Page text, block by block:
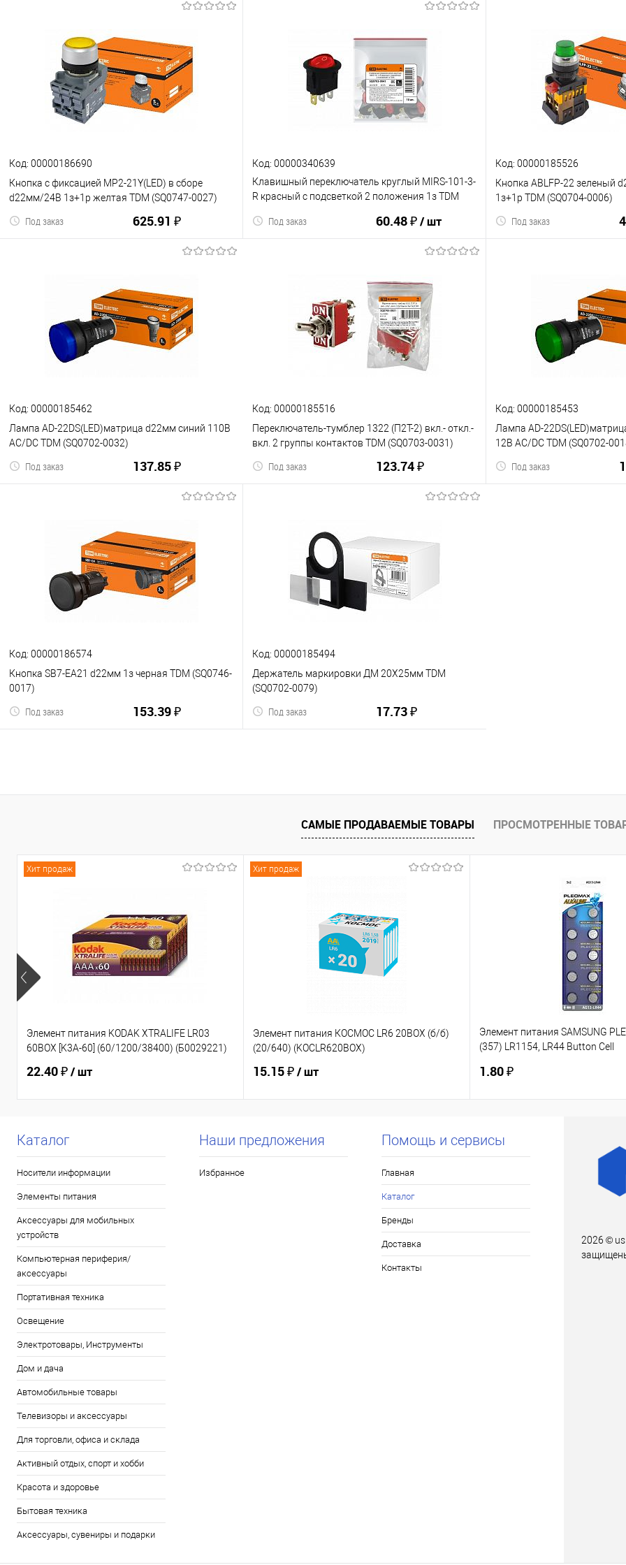
Код: 00000186690
Кнопка с фиксацией MP2-21Y(LED) в сборе
d22мм/24В 1з+1р желтая TDM (SQ0747-0027)
625.91 ₽
Под заказ
В корзину
К сравнению В избранное
Код: 00000340639
Клавишный переключатель круглый MIRS-101-3-
R красный с подсветкой 2 положения 1з TDM
60.48 ₽/ шт
Под заказ
В корзину
К сравнению В избранное
Код: 00000185526
Кнопка ABLFP-22 зеленый
1з+1р TDM (SQ0704-0006)
Под заказ
В
К сравнению
Код: 00000185462
Лампа AD-22DS(LED)матрица d22мм синий 110В
AC/DC TDM (SQ0702-0032)
137.85 ₽
Под заказ
В корзину
К сравнению В избранное
Код: 00000185516
Переключатель-тумблер 1322 (П2Т-2) вкл.- откл.-
вкл. 2 группы контактов TDM (SQ0703-0031)
123.74 ₽
Под заказ
К сравнению В избранное
Код: 00000185453
Лампа AD-
12В AC/DC TDM (SQ0702-
Под заказ
Код: 00000186574
Кнопка SB7-EA21 d22мм 1з черная TDM (SQ0746-
0017)
153.39 ₽
Под заказ
Код: 00000185494
Держатель маркировки ДМ 20Х25мм TDM
(SQ0702-0079)
17.73 ₽
Под заказ
К сравнению В избранное
САМЫЕ ПРОДАВАЕМЫЕ ТОВАРЫ ПРОСМОТРЕННЫЕ
Хит продаж
Элемент питания KODAK XTRALIFE LR03
60BOX [K3A-60] (60/1200/38400) (Б0029221)
22.40 ₽/ шт
Хит продаж
Элемент питания КОСМОС LR6 20BOX (б/б)
(20/640) (KOCLR620BOX)
15.15 ₽/ шт
Элемент питания SAMSUNG
(357) LR1154, LR44 Button Cell
1.80 ₽
Каталог
Носители информации
Элементы питания
Аксессуары для мобильных
устройств
Компьютерная периферия/
аксессуары
Портативная техника
Освещение
Электротовары, Инструменты
Дом и дача
Автомобильные товары
Телевизоры и аксессуары
Для торговли, офиса и склада
Активный отдых, спорт и хобби
Красота и здоровье
Бытовая техника
Аксессуары, сувениры и подарки
Наши предложения
Избранное
Помощь и сервисы
Главная
Каталог
Бренды
Доставка
Контакты
2026 ©